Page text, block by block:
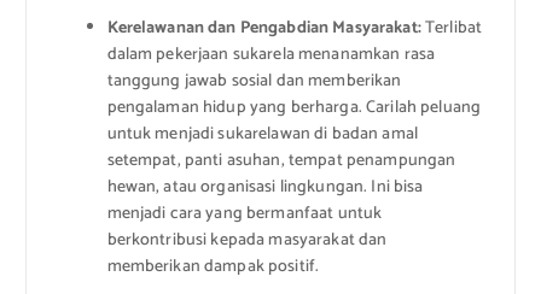
Kerelawanan dan Pengabdian Masyarakat:Terlibat
dalam pekerjaan sukarela menanamkan rasa
tanggung jawab sosial dan memberikan
pengalaman hidup yang berharga. Carilah peluang
untuk menjadi sukarelawan di badan amal
setempat, panti asuhan, tempat penampungan
hewan, atau organisasi lingkungan. Ini bisa
menjadi cara yang bermanfaat untuk
berkontribusi kepada masyarakat dan
memberikan dampak positif.